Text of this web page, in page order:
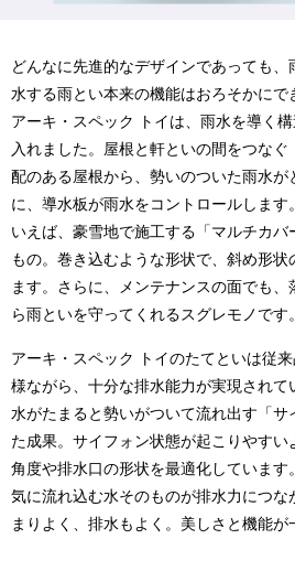
どんなに先進的なデザインであっても
水する雨とい本来の機能はおろそかにで
アーキ・スペック トイは、雨水を導く
入れました。屋根と軒といの間をつな
配のある屋根から、勢いのついた雨水が
に、導水板が雨水をコントロールしま
いえば、豪雪地で施工する「マルチカ
もの。巻き込むような形状で、斜め形状
ます。さらに、メンテナンスの面でも
ら雨といを守ってくれるスグレモノです。
アーキ・スペック トイのたてといは従
様ながら、十分な排水能力が実現され
水がたまると勢いがついて流れ出す「サ
た成果。サイフォン状態が起こりやす
角度や排水口の形状を最適化していま
気に流れ込む水そのものが排水力につな
まりよく、排水もよく。美しさと機能が